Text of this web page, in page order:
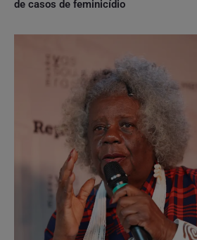
de casos de feminicídio